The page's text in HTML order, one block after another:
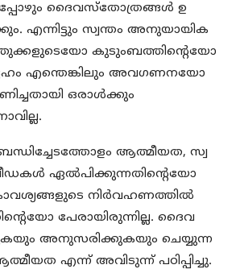
ദൈവസ്‌തോത്രങ്ങള്‍ ഉ
എന്നിട്ടും സ്വന്തം അനുയായിക
കുടുംബത്തിന്‍റെയോ
എന്തെങ്കിലും അവഗണനയോ
ഒരാള്‍ക്കും
ആത്മീയത, സ്വ
ഏല്‍പിക്കുന്നതിന്‍റെയോ
നിര്‍വഹണത്തില്‍
പേരായിരുന്നില്ല. ദൈവ
അനുസരിക്കുകയും ചെയ്യുന്ന
എന്ന് അവിടുന്ന് പഠിപ്പിച്ചു.